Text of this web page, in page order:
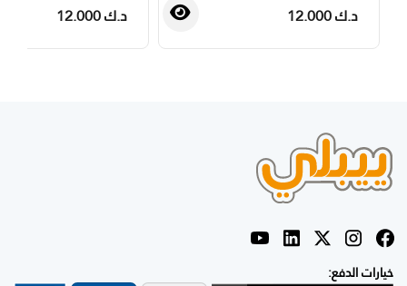
د.ك 12.000
د.ك 12.000
خيارات الدفع: